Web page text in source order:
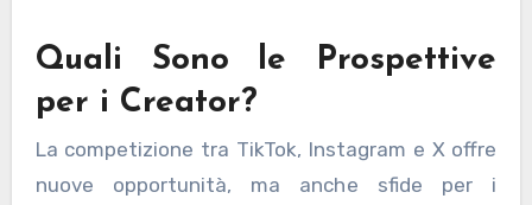
Quali Sono le Prospettive
per i Creator?
La competizione tra TikTok, Instagram e X offre
nuove opportunità, ma anche sfide per i